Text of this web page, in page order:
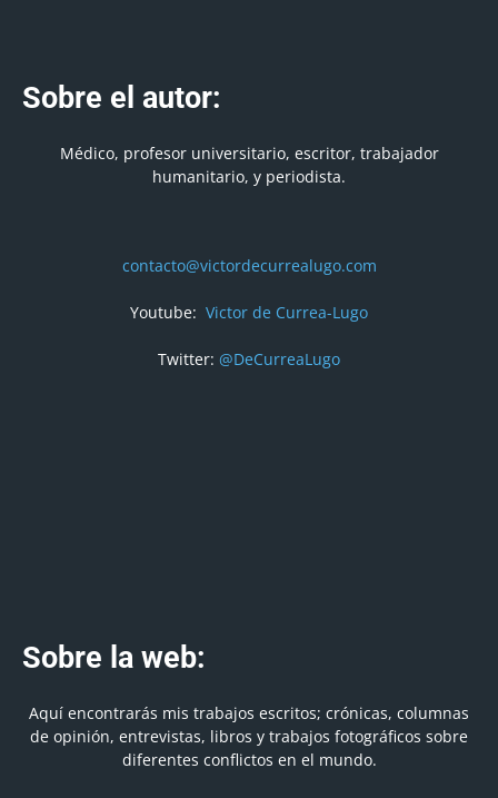
Sobre el autor:
Médico, profesor universitario, escritor, trabajador
humanitario, y periodista.
contacto@victordecurrealugo.com
Youtube: Victor de Currea-Lugo
Twitter: @DeCurreaLugo
Sobre la web:
Aquí encontrarás mis trabajos escritos; crónicas, columnas
de opinión, entrevistas, libros y trabajos fotográficos sobre
diferentes conflictos en el mundo.